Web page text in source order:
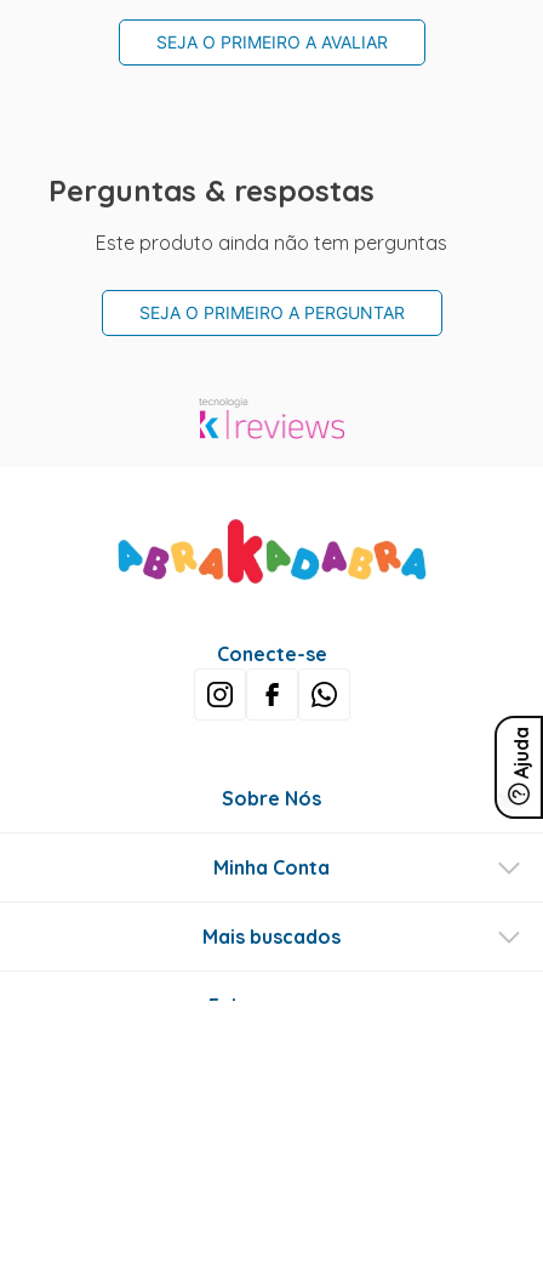
SEJA O PRIMEIRO A AVALIAR
Perguntas & respostas
Este produto ainda não tem perguntas
SEJA O PRIMEIRO A PERGUNTAR
Ajuda
Conecte-se
Sobre Nós
Minha Conta
Mais buscados
Fale conosco